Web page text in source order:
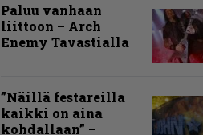
Paluu vanhaan
liittoon – Arch
Enemy Tavastialla
”Näillä festareilla
kaikki on aina
kohdallaan” –